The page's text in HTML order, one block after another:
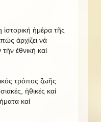
ἡμέρα τῆς
ἀρχίζει νά
ἐθνική καί
τρόπος ζωῆς
ἠθικές καί
καί